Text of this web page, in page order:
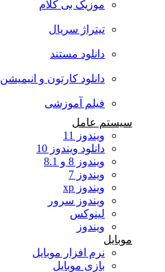
موزیک بی کلام
تیتراژ سریال
دانلود مستند
دانلود کارتون و انیمیشن
فیلم آموزشی
سیستم عامل
ویندوز 11
دانلود ویندوز 10
ویندوز 8 و 8.1
ویندوز 7
ویندوز xp
ویندوز سرور
لینوکس
ویندوز
موبایل
نرم افزار موبایل
بازی موبایل